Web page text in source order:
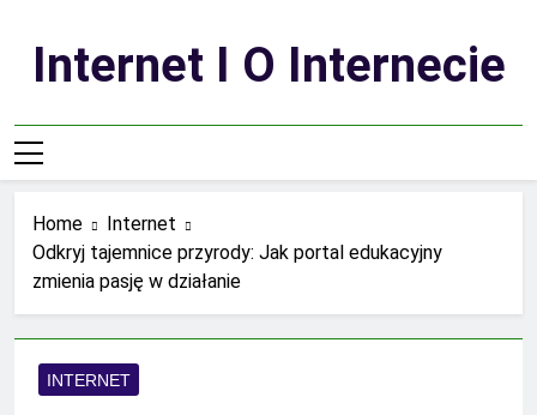
contentInternet I O Internecie
Home
Internet
Odkryj tajemnice przyrody: Jak portal edukacyjny
zmienia pasję w działanie
INTERNET